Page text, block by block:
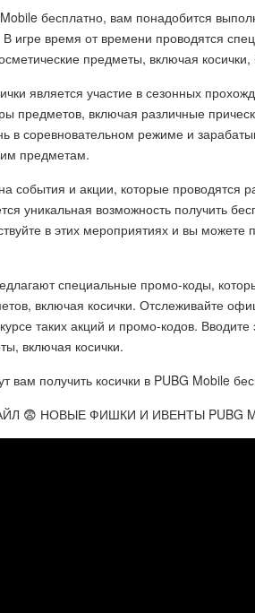
бесплатно, вам понадобится
В игре время от времени проводятся
предметы, включая косички,
является участие в сезонных
предметов, включая различные
в соревновательном режиме и
предметам.
события и акции, которые проводятся
уникальная возможность получить
в этих мероприятиях и вы
специальные промо-коды,
включая косички. Отслеживайте
таких акций и промо-кодов.
включая косички.
вам получить косички в PUBG Mobile
😨 НОВЫЕ ФИШКИ И ИВЕНТЫ PUBG